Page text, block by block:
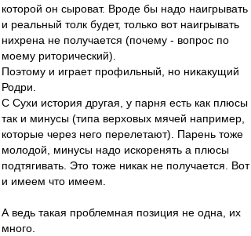
которой он сыроват. Вроде бы надо наигрывать
и реальный толк будет, только вот наигрывать
нихрена не получается (почему - вопрос по
моему риторический).
Поэтому и играет профильный, но никакущий
Родри.
С Сухи история другая, у парня есть как плюсы
так и минусы (типа верховых мячей например,
которые через него перелетают). Парень тоже
молодой, минусы надо искоренять а плюсы
подтягивать. Это тоже никак не получается. Вот
и имеем что имеем.
А ведь такая проблемная позиция не одна, их
много.